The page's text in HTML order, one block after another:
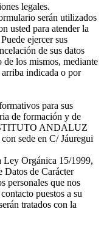
legales.
serán utilizados
usted para atender la
ejercer sus
de sus datos
los mismos, mediante
indicada o por
para sus
de formación y de
ANDALUZ
sede en C/ Jáuregui
Ley Orgánica 15/1999,
Datos de Carácter
personales que nos
puestos a su
tratados con la